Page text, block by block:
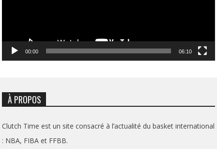
00:00 06:10
À PROPOS
Clutch Time est un site consacré à l’actualité du basket international
: NBA, FIBA et FFBB.